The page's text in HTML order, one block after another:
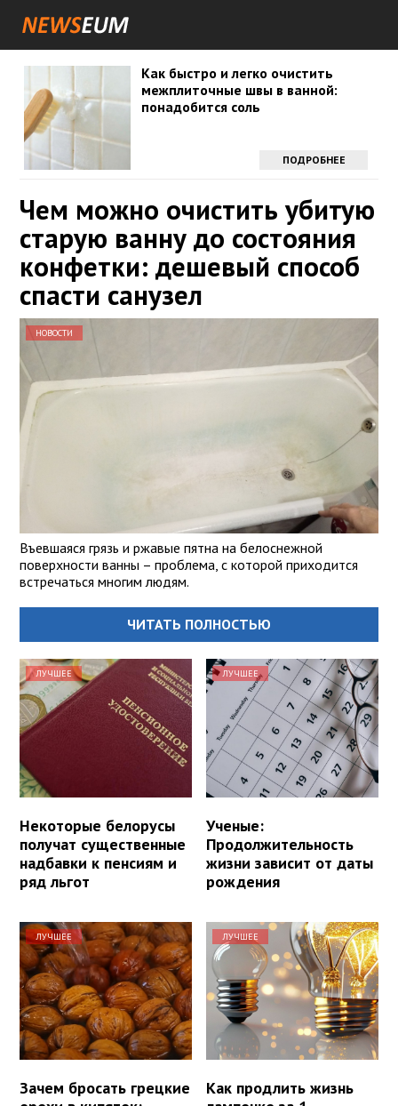
Как быстро и легко очистить
межплиточные швы в ванной:
понадобится соль
ПОДРОБНЕЕ
Чем можно очистить убитую
старую ванну до состояния
конфетки: дешевый способ
спасти санузел
НОВОСТИ
Въевшаяся грязь и ржавые пятна на белоснежной
поверхности ванны – проблема, с которой приходится
встречаться многим людям.
ЧИТАТЬ ПОЛНОСТЬЮ
ЛУЧШЕЕ
Некоторые белорусы
получат существенные
надбавки к пенсиям и
ряд льгот
ЛУЧШЕЕ
Ученые:
Продолжительность
жизни зависит от даты
рождения
ЛУЧШЕЕ
Зачем бросать грецкие
ЛУЧШЕЕ
Как продлить жизнь